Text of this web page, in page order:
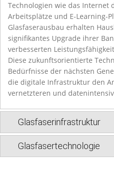
Technologien wie das Internet
Arbeitsplätze und E-Learning-
Glasfaserausbau erhalten
signifikantes Upgrade ihrer
verbesserten
Diese zukunftsorientierte
Bedürfnisse der nächsten
die digitale Infrastruktur den
vernetzteren und
Glasfaserinfrastruktur
Glasfasertechnologie